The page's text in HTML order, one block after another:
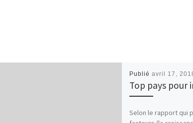
Publié avril 17,
Top pays pour
Selon le rapport qui